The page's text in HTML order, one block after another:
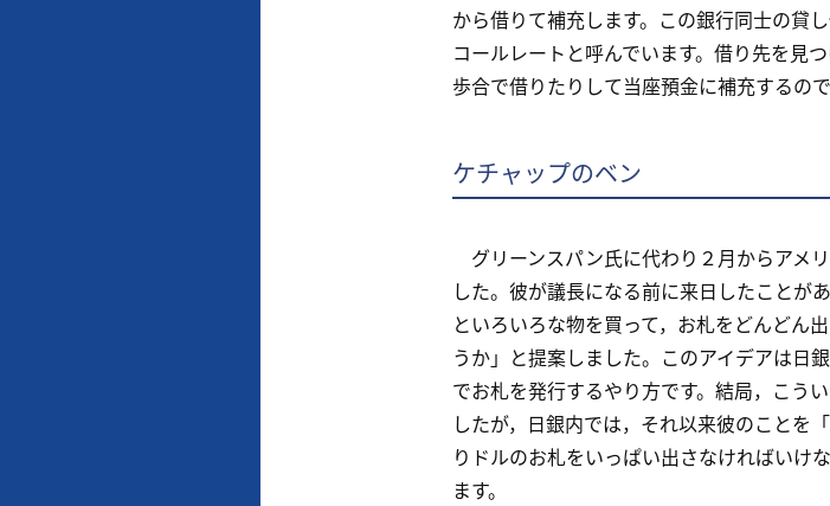
から借りて補充します。この銀行同士の貸
コールレートと呼んでいます。借り先を見
歩合で借りたりして当座預金に補充するので
ケチャップのベン
グリーンスパン氏に代わり２月からアメ
した。彼が議長になる前に来日したことが
といろいろな物を買って，お札をどんどん
うか」と提案しました。このアイデアは日
でお札を発行するやり方です。結局，こう
したが，日銀内では，それ以来彼のことを
りドルのお札をいっぱい出さなければいけ
ます。